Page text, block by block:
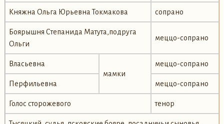
Княжна Ольга Юрьевна Токмакова сопрано
Боярышня Степанида Матута,подруга
Ольги
меццо-сопрано
Власьевна
мамки
меццо-сопрано
Перфильевна меццо-сопрано
Голос сторожевого тенор